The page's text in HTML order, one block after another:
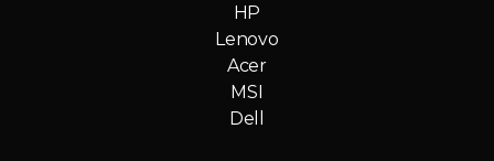
HP
Lenovo
Acer
MSI
Dell